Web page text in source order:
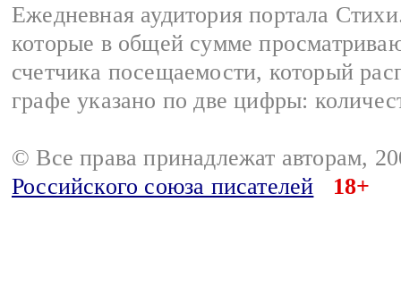
Ежедневная аудитория портала
которые в общей сумме
счетчика посещаемости, который
графе указано по две цифры:
© Все права принадлежат авторам,
Российского союза писателей
18+